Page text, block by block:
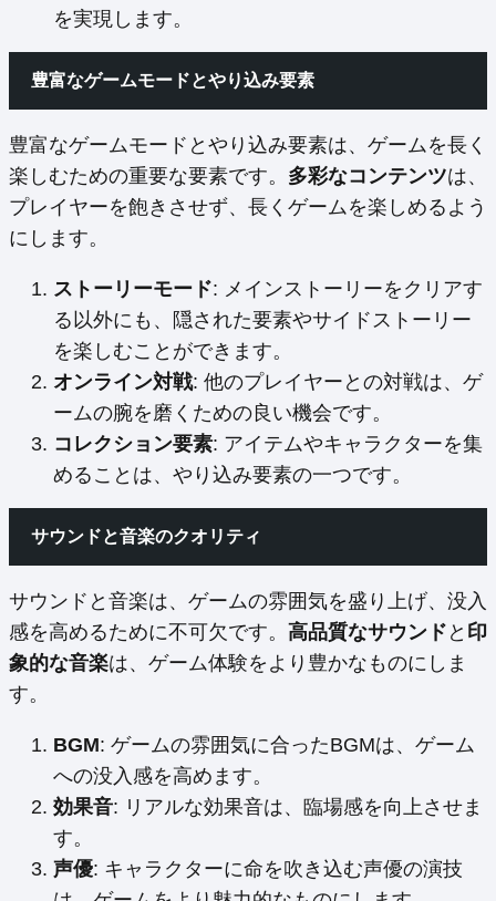
を実現します。
豊富なゲームモードとやり込み要素
豊富なゲームモードとやり込み要素は、ゲームを長く
楽しむための重要な要素です。 多彩なコンテンツは、
プレイヤーを飽きさせず、長くゲームを楽しめるよう
にします。
ストーリーモード: メインストーリーをクリアす
る以外にも、隠された要素やサイドストーリー
を楽しむことができます。
オンライン対戦: 他のプレイヤーとの対戦は、ゲ
ームの腕を磨くための良い機会です。
コレクション要素: アイテムやキャラクターを集
めることは、やり込み要素の一つです。
サウンドと音楽のクオリティ
サウンドと音楽は、ゲームの雰囲気を盛り上げ、没入
感を高めるために不可欠です。 高品質なサウンド と 印
象的な音楽は、ゲーム体験をより豊かなものにしま
す。
BGM: ゲームの雰囲気に合ったBGMは、ゲーム
への没入感を高めます。
効果音: リアルな効果音は、臨場感を向上させま
す。
声優: キャラクターに命を吹き込む声優の演技